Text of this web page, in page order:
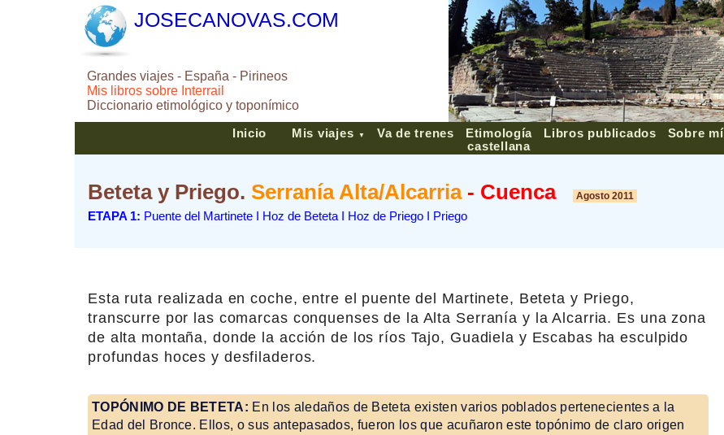
JOSECANOVAS.COM
Grandes viajes - España - Pirineos
Mis libros sobre Interrail
Diccionario etimológico y toponímico
Inicio Mis viajes ▼ Va de trenes
Etimología
castellana
Libros publicados Sobre mí
Beteta y Priego. Serranía Alta/Alcarria - Cuenca Agosto 2011
ETAPA 1: Puente del Martinete I Hoz de Beteta I Hoz de Priego I Priego
Esta ruta realizada en coche, entre el puente del Martinete, Beteta y Priego,
transcurre por las comarcas conquenses de la Alta Serranía y la Alcarria. Es una zona
de alta montaña, donde la acción de los ríos Tajo, Guadiela y Escabas ha esculpido
profundas hoces y desfiladeros.
TOPÓNIMO DE BETETA: En los aledaños de Beteta existen varios poblados pertenecientes a la
Edad del Bronce. Ellos, o sus antepasados, fueron los que acuñaron este topónimo de claro origen